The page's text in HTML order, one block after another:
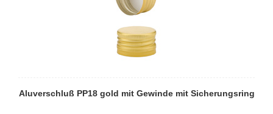
Aluverschluß PP18 gold mit Gewinde mit Sicherungsring